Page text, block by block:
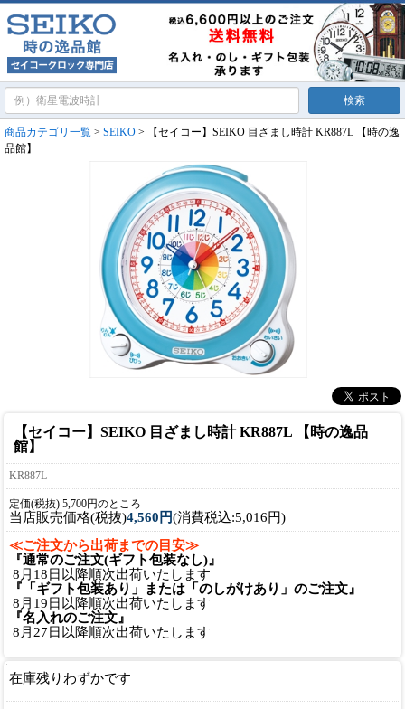
商品カテゴリ一覧 > SEIKO > 【セイコー】SEIKO 目ざまし時計 KR887L 【時の逸
品館】
【セイコー】SEIKO 目ざまし時計 KR887L 【時の逸品
館】
KR887L
定価(税抜) 5,700円のところ
当店販売価格(税抜)4,560円(消費税込:5,016円)
≪ご注文から出荷までの目安≫
『通常のご注文(ギフト包装なし)』
8月18日以降順次出荷いたします
『「ギフト包装あり」または「のしがけあり」のご注文』
8月19日以降順次出荷いたします
『名入れのご注文』
8月27日以降順次出荷いたします
在庫残りわずかです